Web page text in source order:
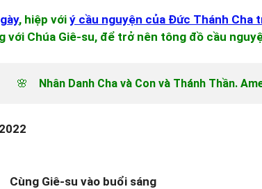
, hiệp với ý cầu nguyện của Đức Thánh Cha
với Chúa Giê-su, để trở nên tông đồ cầu
🌸 Nhân Danh Cha và Con và Thánh Thần.
Cùng Giê-su vào buổi sáng